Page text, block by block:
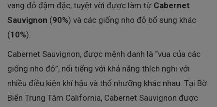
vang đỏ đậm đặc, tuyệt vời được làm từ Cabernet
Sauvignon (90%) và các giống nho đỏ bổ sung khác
(10%).
Cabernet Sauvignon, được mệnh danh là “vua của các
giống nho đỏ”, nổi tiếng với khả năng thích nghi với
nhiều điều kiện khí hậu và thổ nhưỡng khác nhau. Tại Bờ
Biển Trung Tâm California, Cabernet Sauvignon được